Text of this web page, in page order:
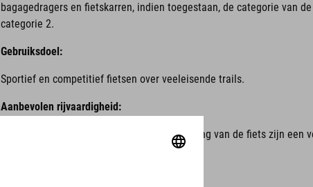
bagagedragers en fietskarren, indien toegestaan, de categorie van
categorie 2.
Gebruiksdoel:
Sportief en competitief fietsen over veeleisende trails.
Aanbevolen rijvaardigheid:
Offroad-rijervaring en bijbehorende beheersing van de fiets zijn een